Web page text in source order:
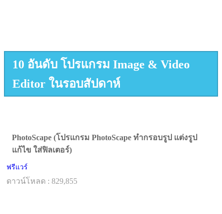
10 อันดับ โปรแกรม Image & Video
Editor ในรอบสัปดาห์
PhotoScape (โปรแกรม PhotoScape ทำกรอบรูป แต่งรูป
แก้ไข ใส่ฟิลเตอร์)
ฟรีแวร์
ดาวน์โหลด : 829,855